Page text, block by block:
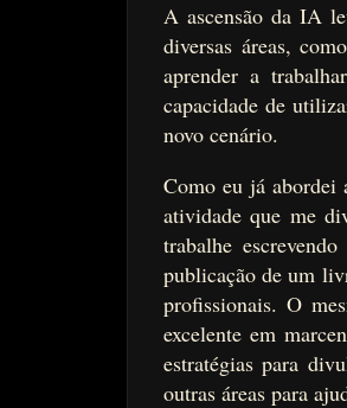
A ascensão da IA
diversas áreas,
aprender a
capacidade de
novo cenário.
Como eu já abordei
atividade que me
trabalhe
publicação de um
profissionais. O
excelente em
estratégias para
outras áreas para